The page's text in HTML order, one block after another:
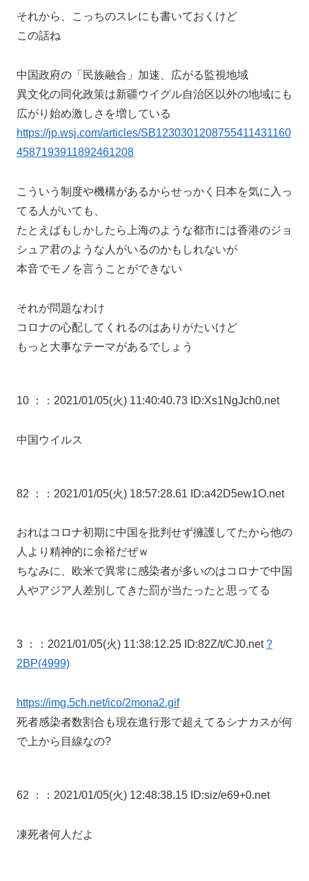
それから、こっちのスレにも書いておくけど
この話ね
中国政府の「民族融合」加速、広がる監視地域
異文化の同化政策は新疆ウイグル自治区以外の地域にも
広がり始め激しさを増している
https://jp.wsj.com/articles/SB1230301208755411431160
4587193911892461208
こういう制度や機構があるからせっかく日本を気に入っ
てる人がいても、
たとえばもしかしたら上海のような都市には香港のジョ
シュア君のような人がいるのかもしれないが
本音でモノを言うことができない
それが問題なわけ
コロナの心配してくれるのはありがたいけど
もっと大事なテーマがあるでしょう
10 ： ：2021/01/05(火) 11:40:40.73 ID:Xs1NgJch0.net
中国ウイルス
82 ： ：2021/01/05(火) 18:57:28.61 ID:a42D5ew1O.net
おれはコロナ初期に中国を批判せず擁護してたから他の
人より精神的に余裕だぜｗ
ちなみに、欧米で異常に感染者が多いのはコロナで中国
人やアジア人差別してきた罰が当たったと思ってる
3 ： ：2021/01/05(火) 11:38:12.25 ID:82Z/t/CJ0.net?
2BP(4999)
https://img.5ch.net/ico/2mona2.gif
死者感染者数割合も現在進行形で超えてるシナカスが何
で上から目線なの?
62 ： ：2021/01/05(火) 12:48:38.15 ID:siz/e69+0.net
凍死者何人だよ